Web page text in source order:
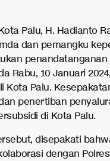
Palu, H. Hadianto
dan pemangku
penandatanganan
Rabu, 10 Januari
Kota Palu.
penertiban
di Kota Palu.
disepakati
dengan